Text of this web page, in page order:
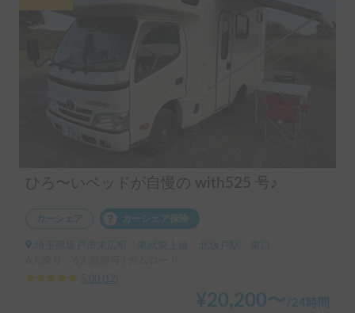
ひろ〜いベッドが自慢の with525 号♪
カーシェア カーシェア保険
埼玉県坂戸市末広町, ' 東武東上線 北坂戸駅 東口
5.00
12
¥20,200〜 /24時間